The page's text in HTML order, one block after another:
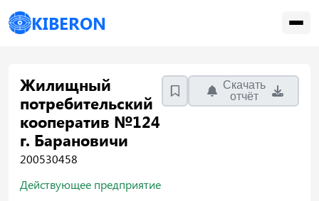
KIBERON
Жилищный
потребительский
кооператив №124
г. Барановичи
200530458
Скачать
отчёт
Действующее предприятие